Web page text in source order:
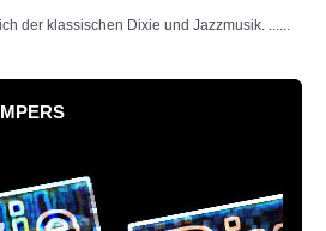
Blasorchester
der klassischen Dixie und Jazzmusik. ......